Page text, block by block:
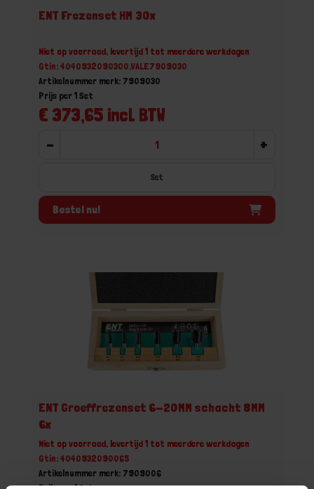
ENT Frezenset HM 30x
Niet op voorraad, levertijd 1 tot meerdere werkdagen
Gtin: 4040932090300,VALE7909030
Artikelnummer merk: 7909030
€ 373,65 incl. BTW
Prijs per 1 Set
- +
Set
Bestel nu!
ENT Groeffrezenset 6-20MM schacht 8MM
6x
Niet op voorraad, levertijd 1 tot meerdere werkdagen
Gtin: 4040932090065
Artikelnummer merk: 7909006